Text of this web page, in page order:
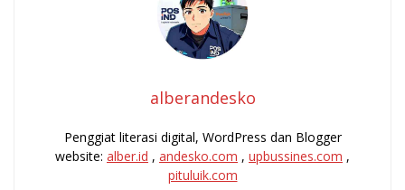
alberandesko
Penggiat literasi digital, WordPress dan Blogger
website: alber.id , andesko.com , upbussines.com ,
pituluik.com